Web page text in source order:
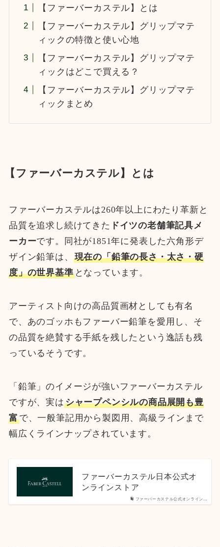
【ファーバーカステル】とは
【ファーバーカステル】グリップマテ
ィックの特徴と使い心地
【ファーバーカステル】グリップマテ
ィックはどこで買える？
【ファーバーカステル】グリップマテ
ィックまとめ
【ファーバーカステル】とは
ファーバーカステルは260年以上にわたり革新と
品質を追求し続けてきた ドイツの老舗筆記具メ
ーカーです。同社が1851年に発表した六角形デ
ザイン鉛筆は、 現在の「鉛筆の長さ・太さ・硬
度」の世界基準となっています。
アーティスト向けの高品質画材としても有名
で、あのゴッホもファーバー鉛筆を愛用し、そ
の品質を絶賛する手紙を残したという逸話も残
っているそうです。
「鉛筆」のイメージが強いファーバーカステル
ですが、実はシャープペンシルの商品展開も豊
富で、一般筆記用から製図用、高級ラインまで
幅広くラインナップされています。
ファーバーカステル公式オンライン…
ファーバーカステル日本公式オ
ンラインストア